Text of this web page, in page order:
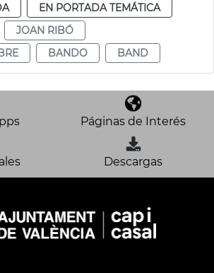
EN PORTADA TEMÁTICA
JOAN RIBÓ
BANDO BAND
Páginas de Interés
Descargas